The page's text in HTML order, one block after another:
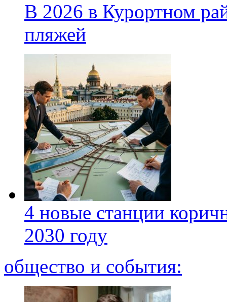
В 2026 в Курортном
пляжей
4 новые станции
2030 году
общество и события: